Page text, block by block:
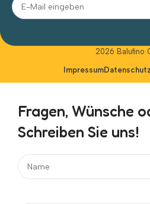
2026 Balufino
Impressum
Fragen, Wünsche
Schreiben Sie uns!